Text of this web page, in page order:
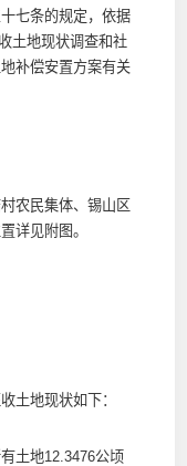
七条的规定，依据
土地现状调查和社
补偿安置方案有关
农民集体、锡山区
详见附图。
土地现状如下：
土地12.3476公顷